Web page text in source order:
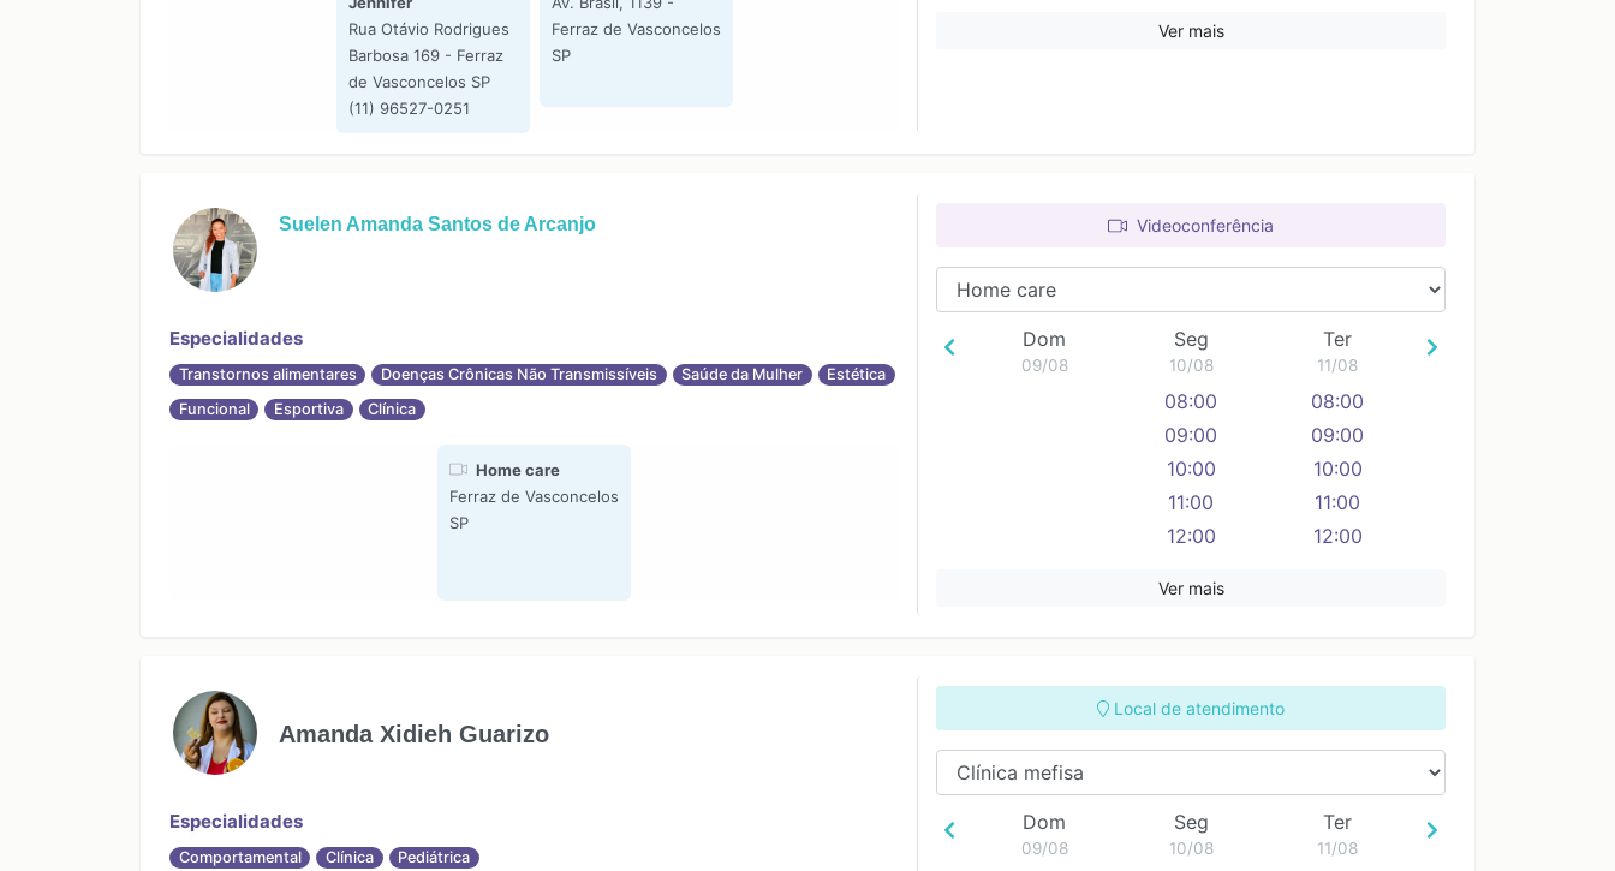
Rua Otávio Rodrigues
Barbosa 169 - Ferraz
de Vasconcelos SP
(11) 96527-0251
Ferraz de Vasconcelos
SP
Ver mais
Suelen Amanda Santos de Arcanjo
Especialidades
Transtornos alimentares Doenças Crônicas Não Transmissíveis Saúde da Mulher
Estética
Funcional
Esportiva Clínica
Home care
Ferraz de Vasconcelos
SP
Videoconferência
Dom
09/08
Seg
10/08
08:00
09:00
10:00
11:00
12:00
14:00
17:00
18:00
Ter
11/08
08:00
09:00
10:00
11:00
12:00
18:00
Ver mais
Amanda Xidieh Guarizo
Especialidades
Comportamental Clínica Pediátrica
Local de atendimento
Dom
09/08
Seg
10/08
Ter
11/08